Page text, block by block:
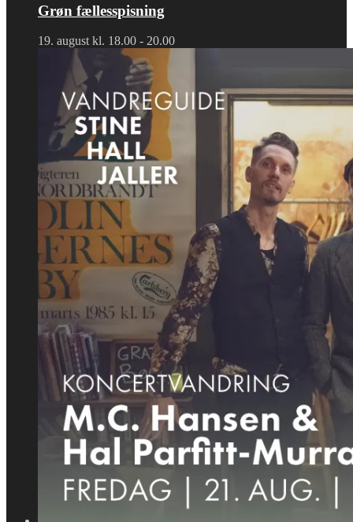
Grøn fællesspisning
19. august kl. 18.00 - 20.00